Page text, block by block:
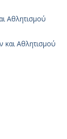
Αθλητισμού
και Αθλητισμού